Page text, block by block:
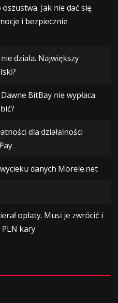
Jak nie dać się
i bezpiecznie
działa. Największy
BitBay nie wypłaca
dla działalności
danych Morele.net
opłaty. Musi je zwrócić i
PLN kary